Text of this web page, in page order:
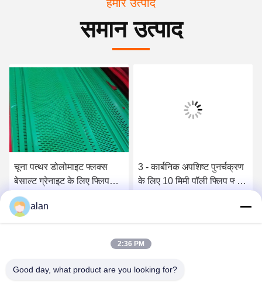
हमारे उत्पाद
समान उत्पाद
चूना पत्थर डोलोमाइट फ्लक्स
बेसाल्ट ग्रेनाइट के लिए फ्लिप
फ्लो पॉलीयूरेथेन स्क्रीन मैट
सबसे अच्छी कीमत पाएं
3 - कार्बनिक अपशिष्ट पुनर्चक्रण
के लिए 10 मिमी पॉली फ्लिप फ्लो
alan
2:36 PM
Good day, what product are you looking for?